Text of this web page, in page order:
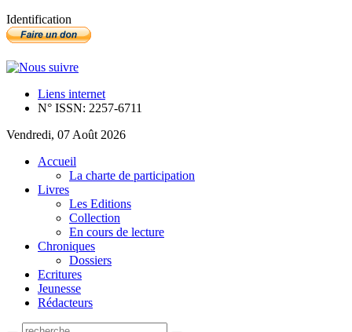
Identification
Liens internet
N° ISSN: 2257-6711
Vendredi, 07 Août 2026
Accueil
La charte de participation
Livres
Les Editions
Collection
En cours de lecture
Chroniques
Dossiers
Ecritures
Jeunesse
Rédacteurs